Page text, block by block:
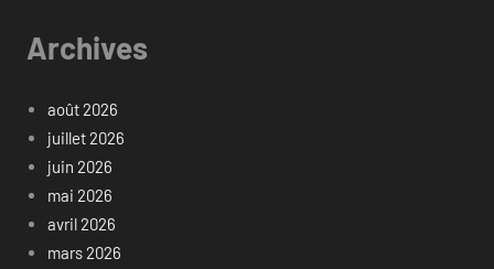
Archives
août 2026
juillet 2026
juin 2026
mai 2026
avril 2026
mars 2026